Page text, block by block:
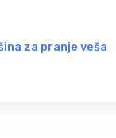
za pranje veša